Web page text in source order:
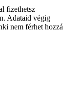
fizethetsz
Adataid végig
nem férhet hozzá